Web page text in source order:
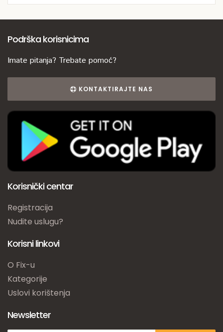
Podrška korisnicima
Imate pitanja? Trebate pomoć?
KONTAKTIRAJTE NAS
Korisnički centar
Registracija
Nudite uslugu?
Korisni linkovi
O Fix-u
Kategorije
Uslovi korištenja
Newsletter